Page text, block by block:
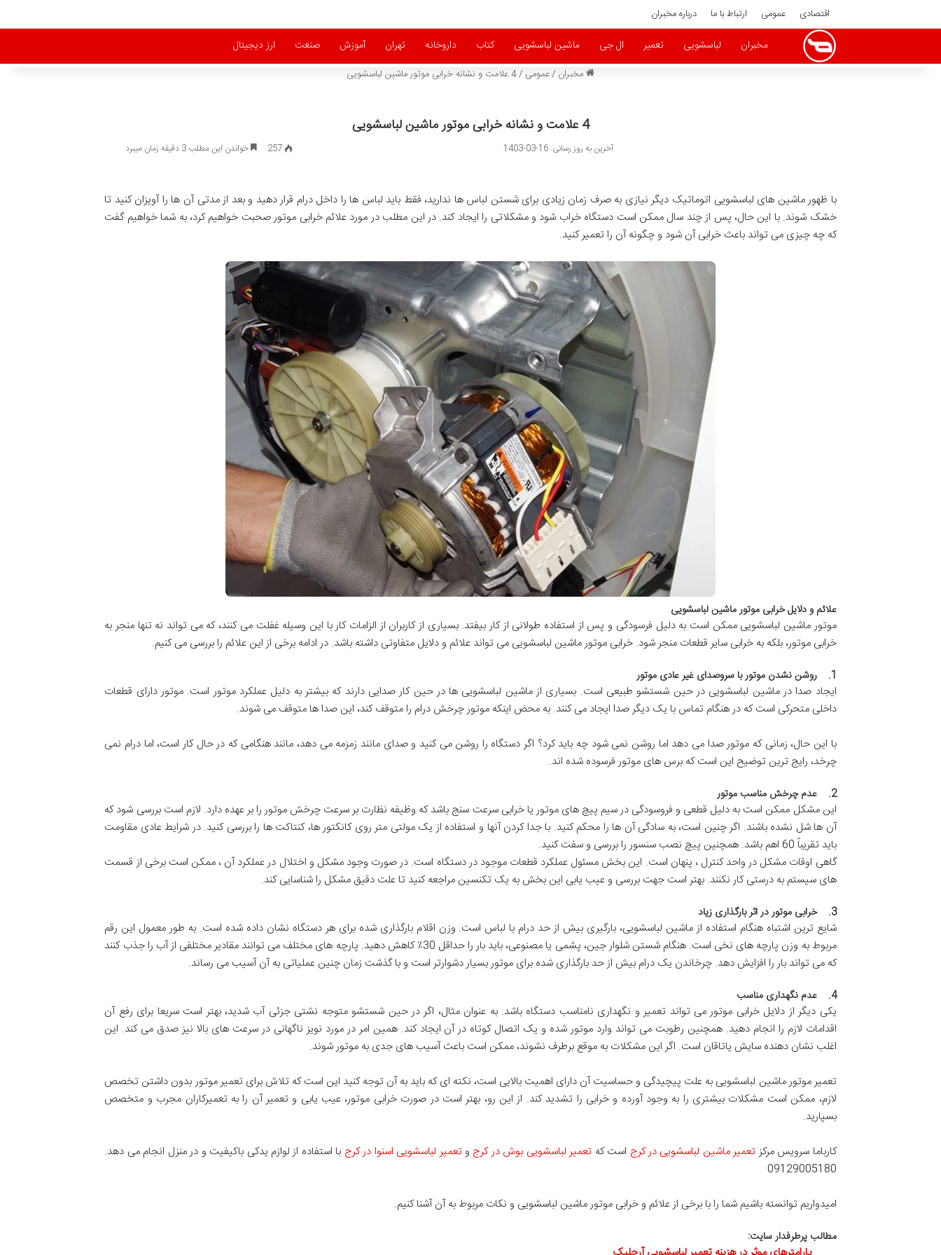
اقتصادی عمومی ارتباط با ما درباره مخبران
مخبران لباسشویی تعمیر ال جی ماشین لباسشویی کتاب داروخانه تهران آموزش صنعت ارز دیجیتال
مخبران /عمومی /4 علامت و نشانه خرابی موتور ماشین لباسشویی
4 علامت و نشانه خرابی موتور ماشین لباسشویی
آخرین به روز رسانی: 16-03-1403 257 خواندن این مطلب 3 دقیقه زمان میبرد
با ظهور ماشین های لباسشویی اتوماتیک دیگر نیازی به صرف زمان زیادی برای شستن لباس ‌ها ندارید، فقط باید لباس ها را داخل درام قرار دهید و بعد از مدتی آن ها را آویزان کنید تا
خشک شوند. با این حال، پس از چند سال ممکن است دستگاه خراب شود و مشکلاتی را ایجاد کند. در این مطلب در مورد علائم خرابی موتور صحبت خواهیم کرد، به شما خواهیم گفت
که چه چیزی می تواند باعث خرابی آن شود و چگونه آن را تعمیر کنید.
علائم و دلایل خرابی موتور ماشین لباسشویی
موتور ماشین لباسشویی ممکن است به دلیل فرسودگی و پس از استفاده طولانی از کار بیفتد. بسیاری از کاربران از الزامات کار با این وسیله غفلت می کنند، که می تواند نه تنها منجر به
خرابی موتور، بلکه به خرابی سایر قطعات منجر شود. خرابی موتور ماشین لباسشویی می تواند علائم و دلایل متفاوتی داشته باشد. در ادامه برخی از این علائم را بررسی می کنیم.
1. روشن نشدن موتور با سروصدای غیر عادی موتور
ایجاد صدا در ماشین لباسشویی در حین شستشو طبیعی است. بسیاری از ماشین لباسشویی ها در حین کار صدایی دارند که بیشتر به دلیل عملکرد موتور است. موتور دارای قطعات
داخلی متحرکی است که در هنگام تماس با یک دیگر صدا ایجاد می کنند. به محض اینکه موتور چرخش درام را متوقف کند، این صدا ها متوقف می شوند.
با این حال، زمانی که موتور صدا می دهد اما روشن نمی شود چه باید کرد؟ اگر دستگاه را روشن می کنید و صدای مانند زمزمه می دهد، مانند هنگامی که در حال کار است، اما درام نمی
چرخد، رایج ترین توضیح این است که برس های موتور فرسوده شده اند.
2. عدم چرخش مناسب موتور
این مشکل ممکن است به دلیل قطعی و فروسودگی در سیم پیچ های موتور یا خرابی سرعت سنج باشد که وظیفه نظارت بر سرعت چرخش موتور را بر عهده دارد. لازم است بررسی شود که
آن ها شل نشده باشند. اگر چنین است، به سادگی آن ها را محکم کنید. با جدا کردن آنها و استفاده از یک مولتی متر روی کانکتور ها، کنتاکت ها را بررسی کنید. در شرایط عادی مقاومت
باید تقریباً 60 اهم باشد. همچنین پیچ نصب سنسور را بررسی و سفت کنید.
گاهی اوقات مشکل در واحد کنترل ، پنهان است. این بخش مسئول عملکرد قطعات موجود در دستگاه است. در صورت وجود مشکل و اختلال در عملکرد آن ، ممکن است برخی از قسمت
های سیستم به درستی کار نکنند. بهتر است جهت بررسی و عیب یابی این بخش به یک تکنسین مراجعه کنید تا علت دقیق مشکل را شناسایی کند.
3. خرابی موتور در اثر بارگذاری زیاد
شایع ترین اشتباه هنگام استفاده از ماشین لباسشویی، بارگیری بیش از حد درام با لباس است. وزن اقلام بارگذاری شده برای هر دستگاه نشان داده شده است. به طور معمول این رقم
مربوط به وزن پارچه های نخی است. هنگام شستن شلوار جین، پشمی یا مصنوعی، باید بار را حداقل 30٪ کاهش دهید. پارچه های مختلف می توانند مقادیر مختلفی از آب را جذب کنند
که می تواند بار را افزایش دهد. چرخاندن یک درام بیش از حد بارگذاری شده برای موتور بسیار دشوارتر است و با گذشت زمان چنین عملیاتی به آن آسیب می رساند.
4. عدم نگهداری مناسب
یکی دیگر از دلایل خرابی موتور می تواند تعمیر و نگهداری نامناسب دستگاه باشد. به عنوان مثال، اگر در حین شستشو متوجه نشتی جزئی آب شدید، بهتر است سریعا برای رفع آن
اقدامات لازم را انجام دهید. همچنین رطوبت می تواند وارد موتور شده و یک اتصال کوتاه در آن ایجاد کند. همین امر در مورد نویز ناگهانی در سرعت های بالا نیز صدق می کند. این
اغلب نشان دهنده سایش یاتاقان است. اگر این مشکلات به موقع برطرف نشوند، ممکن است باعث آسیب های جدی به موتور شوند.
تعمیر موتور ماشین لباسشویی به علت پیچیدگی و حساسیت آن دارای اهمیت بالایی است، نکته ‌ای که باید به آن توجه کنید این است که تلاش برای تعمیر موتور بدون داشتن تخصص
لازم، ممکن است مشکلات بیشتری را به وجود آورده و خرابی را تشدید کند. از این رو، بهتر است در صورت خرابی موتور، عیب یابی و تعمیر آن را به تعمیرکاران مجرب و متخصص
بسپارید.
کارباما سرویس مرکز تعمیر ماشین لباسشویی در کرج است که تعمیر لباسشویی بوش در کرج و تعمیر لباسشویی اسنوا در کرج با استفاده از لوازم یدکی باکیفیت و در منزل انجام می دهد.
09129005180
امیدواریم توانسته باشیم شما را با برخی از علائم و خرابی موتور ماشین لباسشویی و نکات مربوط به آن آشنا کنیم.
مطالب پرطرفدار سایت: